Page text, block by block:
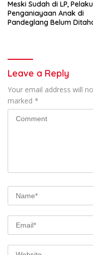
Meski Sudah di LP, Pelaku
Penganiayaan Anak di
Pandeglang Belum
Leave a Reply
Your email address will
marked *